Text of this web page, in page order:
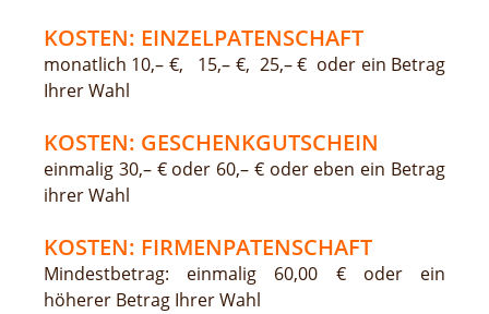
KOSTEN: EINZELPATENSCHAFT
monatlich 10,– €, 15,– €, 25,– € oder ein Betrag
Ihrer Wahl
KOSTEN: GESCHENKGUTSCHEIN
einmalig 30,– € oder 60,– € oder eben ein Betrag
ihrer Wahl
KOSTEN: FIRMENPATENSCHAFT
Mindestbetrag: einmalig 60,00 € oder ein
höherer Betrag Ihrer Wahl